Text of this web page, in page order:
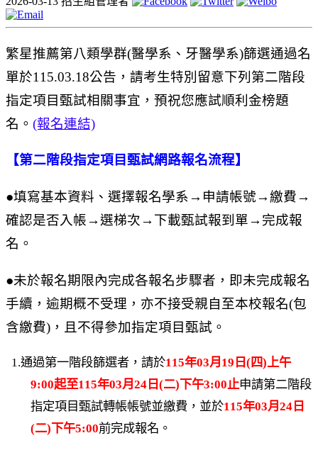
繁星推薦第八類學群(醫學系、牙醫學系)篩選通過名
單於115.03.18公告，請考生特別留意下列第二階段
指定項目甄試相關事宜，預祝您應試順利金榜題
名。 (報名連結)
【第二階段指定項目甄試網路報名流程】
●填寫基本資料、選擇報名學系→申請帳號→繳費→
確認是否入帳→選梯次→下載甄試報到單→完成報
名。
●未於報名期限內完成各報名步驟者，即未完成報名
手續，逾期概不受理，亦不接受親自至本校報名(包
含繳費)，且不得參加指定項目甄試。
1.通過第一階段篩選者，請於115年03月19日(四)上午
9:00起至115年03月24日(二)下午3:00止申請第二階段
指定項目甄試轉帳帳號並繳費，並於115年03月24日
(二)下午5:00前完成報名。